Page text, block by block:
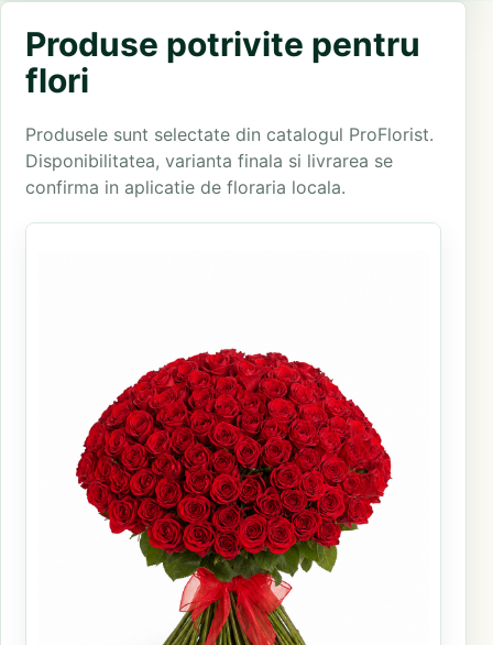
Produse potrivite pentru
flori
Produsele sunt selectate din catalogul ProFlorist.
Disponibilitatea, varianta finala si livrarea se
confirma in aplicatie de floraria locala.